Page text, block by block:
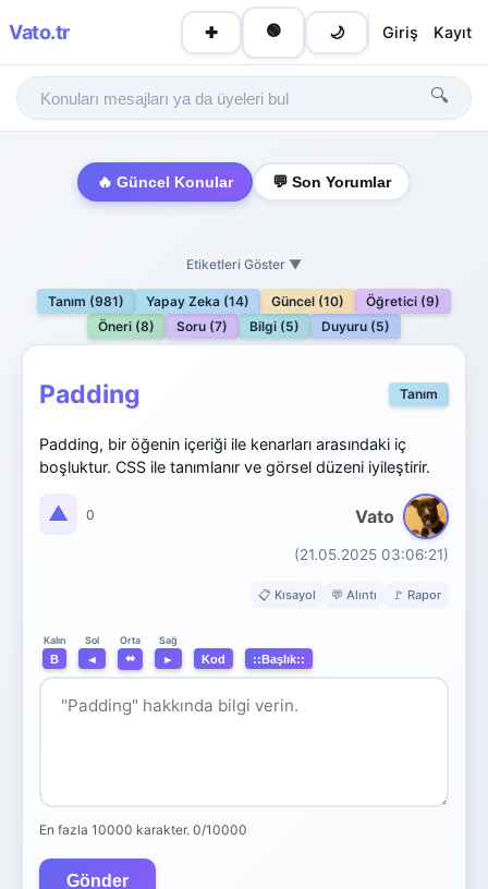
Vato.tr ✚ 🟢 🌙 Giriş Kayıt
🔍
🔥 Güncel Konular 💬 Son Yorumlar
Etiketleri Göster ▼
Tanım (981) Yapay Zeka (14) Güncel (10)
Öğretici (9)
Öneri (8)
Soru (7) Bilgi (5) Duyuru (5)
Padding Tanım
Padding, bir öğenin içeriği ile kenarları arasındaki iç
boşluktur. CSS ile tanımlanır ve görsel düzeni iyileştirir.
Vato
(21.05.2025 03:06:21)
▲ 0
📋 Kısayol 💬 Alıntı 🚩 Rapor
Kalın
B
Sol
◄
Orta
⬌
Sağ
► Kod ::Başlık::
En fazla 10000 karakter. 0/10000
Gönder